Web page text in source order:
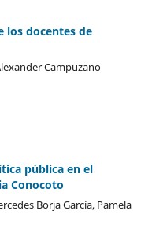
los docentes de
Campuzano
pública en el
Conocoto
Borja García, Pamela